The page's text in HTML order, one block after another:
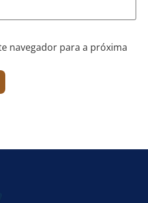
navegador para a próxima